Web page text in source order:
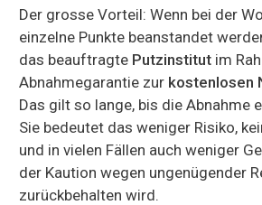
Der grosse Vorteil: Wenn bei der
einzelne Punkte beanstandet
das beauftragte Putzinstitut im
Abnahmegarantie zur kostenlosen
Das gilt so lange, bis die Abnahme
Sie bedeutet das weniger Risiko,
und in vielen Fällen auch weniger
der Kaution wegen ungenügender
zurückbehalten wird.